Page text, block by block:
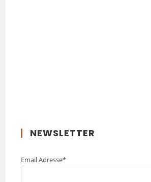
NEWSLETTER
Email Adresse*